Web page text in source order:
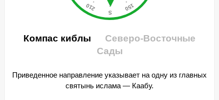
Компас киблы
Северо-Восточные
Сады
Приведенное направление указывает на одну из главных
святынь ислама — Каабу.